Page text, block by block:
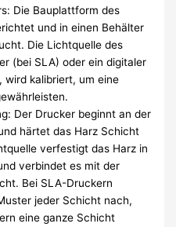
Die Bauplattform des
und in einen Behälter
Die Lichtquelle des
(bei SLA) oder ein digitaler
wird kalibriert, um eine
Der Drucker beginnt an der
härtet das Harz Schicht
verfestigt das Harz in
verbindet es mit der
Bei SLA-Druckern
jeder Schicht nach,
eine ganze Schicht